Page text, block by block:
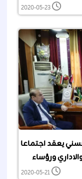
2020-05-23
يعقد اجتماعا
ورؤساء
اليوميين
2020-05-21